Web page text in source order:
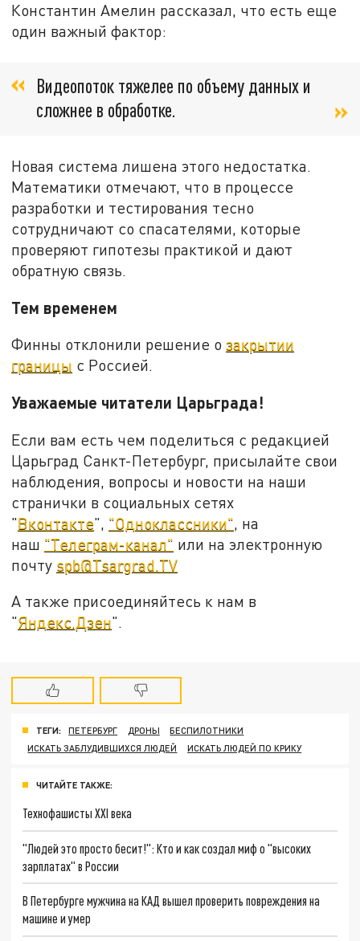
Константин Амелин рассказал, что есть еще
один важный фактор:
Видеопоток тяжелее по объему данных и
сложнее в обработке.
Новая система лишена этого недостатка.
Математики отмечают, что в процессе
разработки и тестирования тесно
сотрудничают со спасателями, которые
проверяют гипотезы практикой и дают
обратную связь.
Тем временем
Финны отклонили решение озакрытии
границы с Россией.
Уважаемые читатели Царьграда!
Если вам есть чем поделиться с редакцией
Царьград Санкт-Петербург, присылайте свои
наблюдения, вопросы и новости на наши
странички в социальных сетях
"Вконтакте", "Одноклассники", на
наш "Телеграм-канал" или на электронную
почту spb@Tsargrad.TV
А также присоединяйтесь к нам в
"Яндекс.Дзен".
ТЕГИ: ПЕТЕРБУРГ ДРОНЫ
БЕСПИЛОТНИКИ
ИСКАТЬ ЗАБЛУДИВШИХСЯ ЛЮДЕЙ
ИСКАТЬ ЛЮДЕЙ ПО КРИКУ
ЧИТАЙТЕ ТАКЖЕ:
Технофашисты XXI века
"Людей это просто бесит!": Кто и как создал миф о "высоких
зарплатах" в России
В Петербурге мужчина на КАД вышел проверить повреждения на
машине и умер